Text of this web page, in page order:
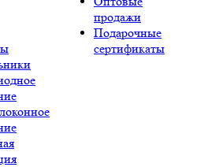
продажи
Подарочные
сертификаты